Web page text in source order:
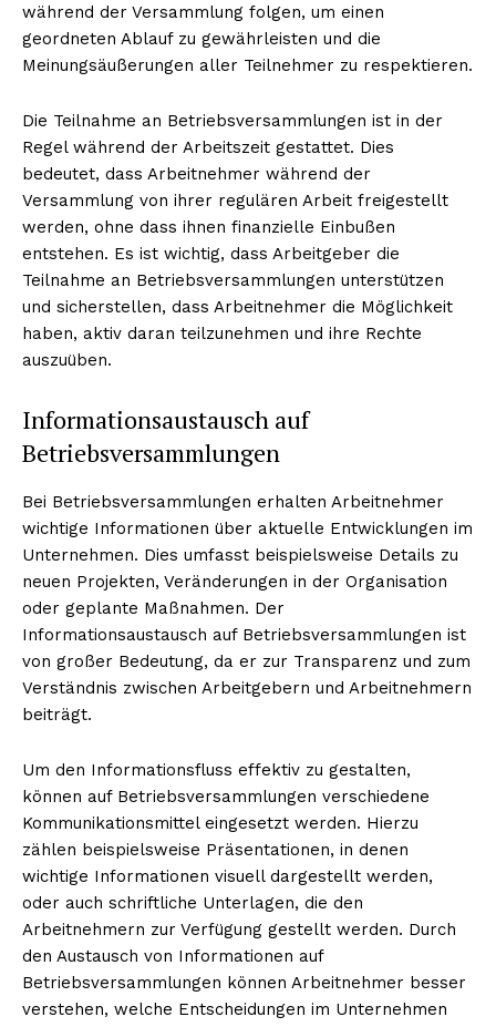
während der Versammlung folgen, um einen
geordneten Ablauf zu gewährleisten und die
Meinungsäußerungen aller Teilnehmer zu respektieren.
Die Teilnahme an Betriebsversammlungen ist in der
Regel während der Arbeitszeit gestattet. Dies
bedeutet, dass Arbeitnehmer während der
Versammlung von ihrer regulären Arbeit freigestellt
werden, ohne dass ihnen finanzielle Einbußen
entstehen. Es ist wichtig, dass Arbeitgeber die
Teilnahme an Betriebsversammlungen unterstützen
und sicherstellen, dass Arbeitnehmer die Möglichkeit
haben, aktiv daran teilzunehmen und ihre Rechte
auszuüben.
Informationsaustausch auf
Betriebsversammlungen
Bei Betriebsversammlungen erhalten Arbeitnehmer
wichtige Informationen über aktuelle Entwicklungen im
Unternehmen. Dies umfasst beispielsweise Details zu
neuen Projekten, Veränderungen in der Organisation
oder geplante Maßnahmen. Der
Informationsaustausch auf Betriebsversammlungen ist
von großer Bedeutung, da er zur Transparenz und zum
Verständnis zwischen Arbeitgebern und Arbeitnehmern
beiträgt.
Um den Informationsfluss effektiv zu gestalten,
können auf Betriebsversammlungen verschiedene
Kommunikationsmittel eingesetzt werden. Hierzu
zählen beispielsweise Präsentationen, in denen
wichtige Informationen visuell dargestellt werden,
oder auch schriftliche Unterlagen, die den
Arbeitnehmern zur Verfügung gestellt werden. Durch
den Austausch von Informationen auf
Betriebsversammlungen können Arbeitnehmer besser
verstehen, welche Entscheidungen im Unternehmen